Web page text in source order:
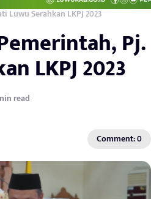
Luwu Serahkan LKPJ 2023
Pj.
LKPJ 2023
read
Comment: 0